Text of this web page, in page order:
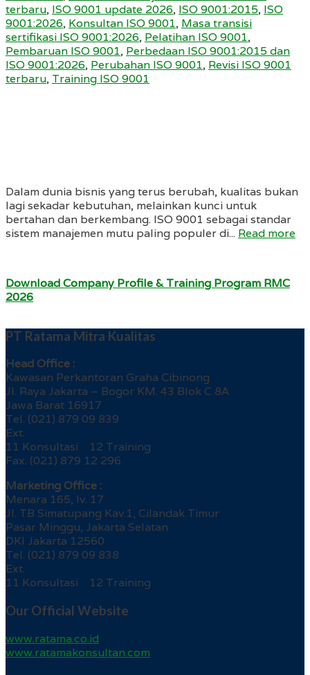
terbaru, ISO 9001 update 2026, ISO 9001:2015, ISO
9001:2026, Konsultan ISO 9001, Masa transisi
sertifikasi ISO 9001:2026, Pelatihan ISO 9001,
Pembaruan ISO 9001, Perbedaan ISO 9001:2015 dan
ISO 9001:2026, Perubahan ISO 9001, Revisi ISO 9001
terbaru, Training ISO 9001
Dalam dunia bisnis yang terus berubah, kualitas bukan
lagi sekadar kebutuhan, melainkan kunci untuk
bertahan dan berkembang. ISO 9001 sebagai standar
sistem manajemen mutu paling populer di... Read more
Download Company Profile & Training Program RMC
2026
PT Ratama Mitra Kualitas
Head Office :
Kawasan Perkantoran Graha Cibinong
Jl. Raya Jakarta – Bogor KM. 43 Blok C 8A
Jawa Barat 16917
Tel. (021) 879 09 839
Ext.
11 Konsultasi 12 Training
Fax. (021) 879 12 296
Marketing Office :
Menara 165, lv. 17
Jl. TB Simatupang Kav.1, Cilandak Timur
Pasar Minggu, Jakarta Selatan
DKI Jakarta 12560
Tel. (021) 879 09 838
Ext.
11 Konsultasi 12 Training
Our Official Website
www.ratama.co.id
www.ratamakonsultan.com